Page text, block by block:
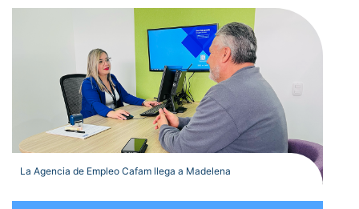
La Agencia de Empleo Cafam llega a Madelena